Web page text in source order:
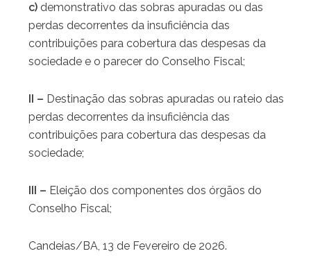
c) demonstrativo das sobras apuradas ou das
perdas decorrentes da insuficiência das
contribuições para cobertura das despesas da
sociedade e o parecer do Conselho Fiscal;
II – Destinação das sobras apuradas ou rateio das
perdas decorrentes da insuficiência das
contribuições para cobertura das despesas da
sociedade;
III – Eleição dos componentes dos órgãos do
Conselho Fiscal;
Candeias/BA, 13 de Fevereiro de 2026.